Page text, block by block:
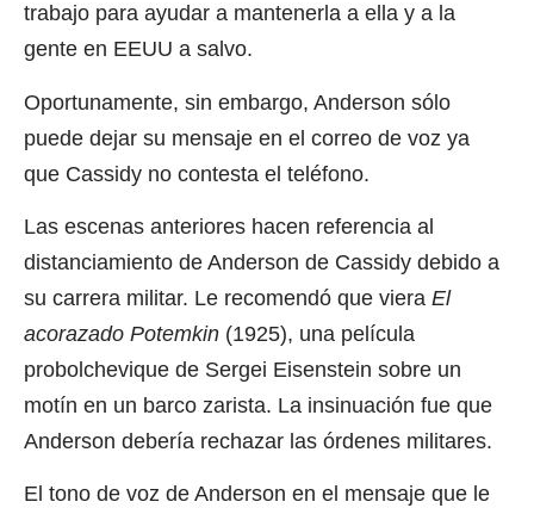
trabajo para ayudar a mantenerla a ella y a la
gente en EEUU a salvo.
Oportunamente, sin embargo, Anderson sólo
puede dejar su mensaje en el correo de voz ya
que Cassidy no contesta el teléfono.
Las escenas anteriores hacen referencia al
distanciamiento de Anderson de Cassidy debido a
su carrera militar. Le recomendó que viera El
acorazado Potemkin (1925), una película
probolchevique de Sergei Eisenstein sobre un
motín en un barco zarista. La insinuación fue que
Anderson debería rechazar las órdenes militares.
El tono de voz de Anderson en el mensaje que le